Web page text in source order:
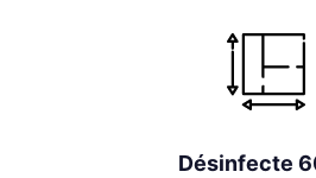
Désinfecte